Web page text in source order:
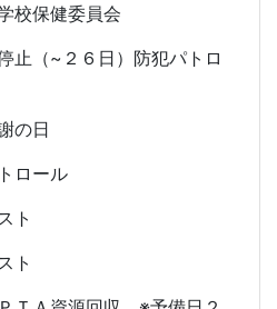
校保健委員会
止（~２６日）防犯パトロ
の日
ロール
ト
ト